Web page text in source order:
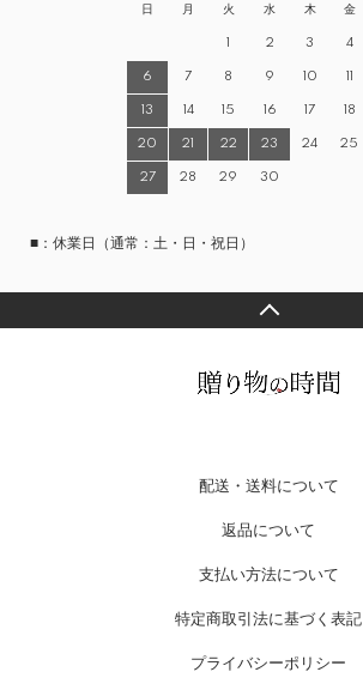
日 月 火 水 木 金
1 2 3 4
6 7 8 9 10 11
13 14 15 16 17 18
20 21 22 23 24 25
27 28 29 30
■：休業日（通常：土・日・祝日）
配送・送料について
返品について
支払い方法について
特定商取引法に基づく表記
プライバシーポリシー